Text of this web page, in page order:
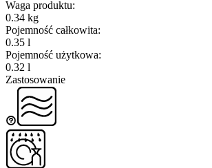
Waga produktu:
0.34 kg
Pojemność całkowita:
0.35 l
Pojemność użytkowa:
0.32 l
Zastosowanie